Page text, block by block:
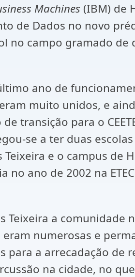
Machines (IBM) de
de Dados no novo
campo gramado de
ano de
muito unidos, e
transição para o
se a ter duas
e o campus de
ano de 2002 na
Teixeira a comunidade
numerosas e
para a arrecadação de
na cidade, no